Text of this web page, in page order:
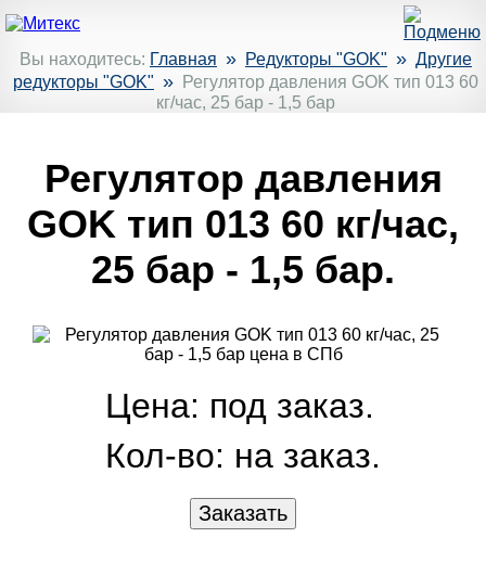
Вы находитесь: Главная » Редукторы "GOK" » Другие
редукторы "GOK" »
Регулятор давления GOK тип 013 60
кг/час, 25 бар - 1,5 бар
Регулятор давления
GOK тип 013 60 кг/час,
25 бар - 1,5 бар.
Цена: под заказ.
Кол-во: на заказ.